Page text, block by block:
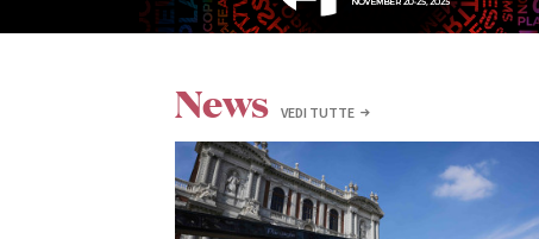
Amministrazione trasparente
News VEDI TUTTE